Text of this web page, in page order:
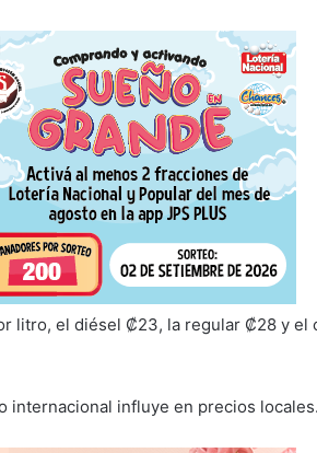
litro, el diésel ₡23, la regular ₡28 y el
internacional influye en precios locales.